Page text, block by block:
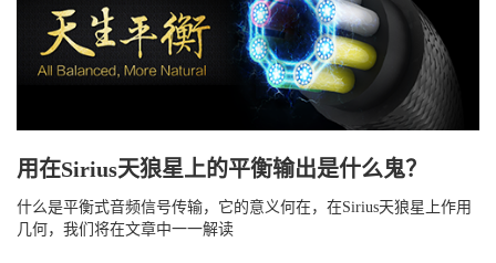
用在Sirius天狼星上的平衡输出是什么鬼？
什么是平衡式音频信号传输，它的意义何在，在Sirius天狼星上作用
几何，我们将在文章中一一解读